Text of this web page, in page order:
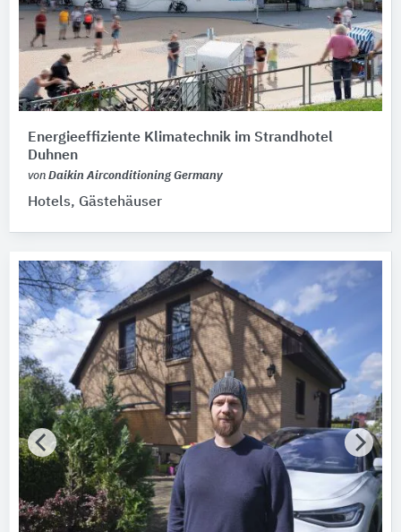
Energieeffiziente Klimatechnik im Strandhotel
Duhnen
von Daikin Airconditioning Germany
Hotels, Gästehäuser